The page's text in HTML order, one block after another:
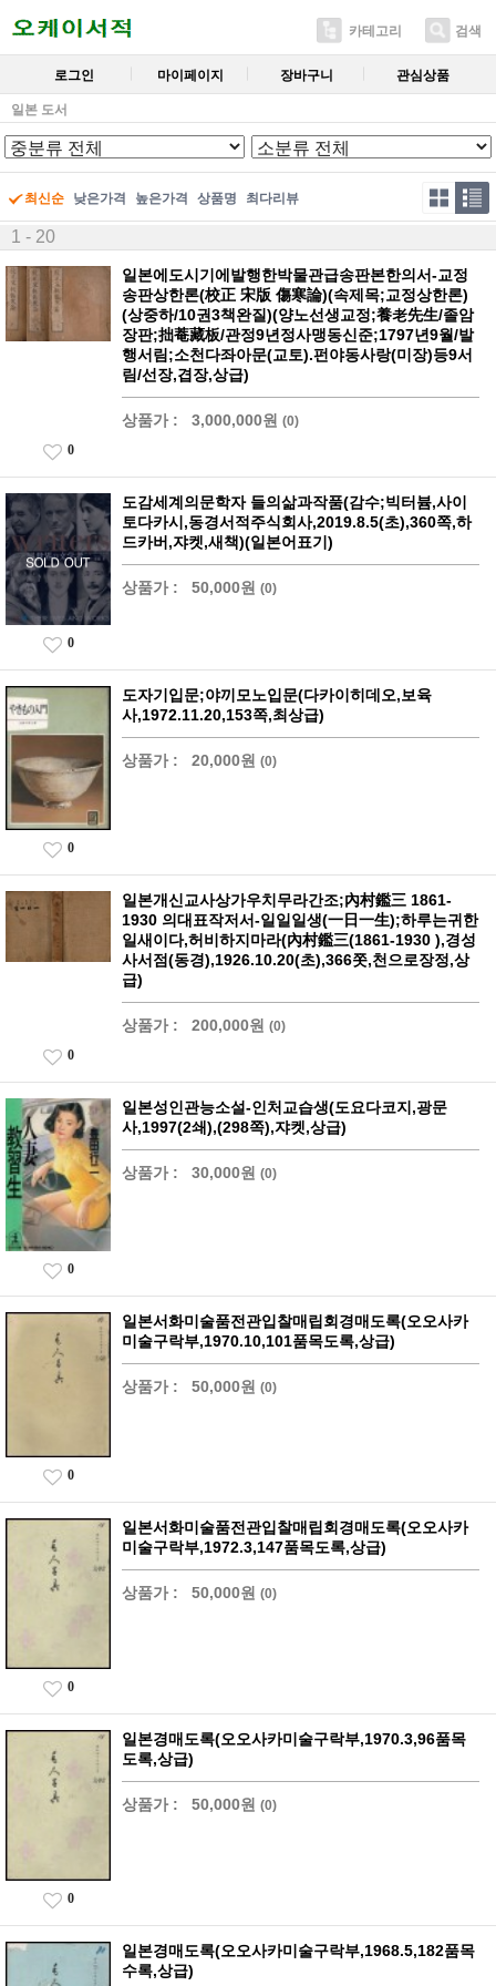
카테고리 검색
로그인 마이페이지 장바구니 관심상품
일본 도서
최신순 낮은가격 높은가격 상품명 최다리뷰
1 - 20
일본에도시기에발행한박물관급송판본한의서-교정
송판상한론(校正 宋版 傷寒論)(속제목;교정상한론)
(상중하/10권3책완질)(양노선생교정;養老先生/졸암
장판;拙菴藏板/관정9년정사맹동신준;1797년9월/발
행서림;소천다좌아문(교토).펀야동사랑(미장)등9서
림/선장,겹장,상급)
상품가 : 3,000,000원 (0)
0
도감세계의문학자 들의삶과작품(감수;빅터븀,사이
토다카시,동경서적주식회사,2019.8.5(초),360쪽,하
드카버,쟈켓,새책)(일본어표기)
상품가 : 50,000원 (0)
0
도자기입문;야끼모노입문(다카이히데오,보육
사,1972.11.20,153쪽,최상급)
상품가 : 20,000원 (0)
0
일본개신교사상가우치무라간조;內村鑑三 1861-
1930 의대표작저서-일일일생(一日一生);하루는귀한
일새이다,허비하지마라(內村鑑三(1861-1930 ),경성
사서점(동경),1926.10.20(초),366쫏,천으로장정,상
급)
상품가 : 200,000원 (0)
0
일본성인관능소설-인처교습생(도요다코지,광문
사,1997(2쇄),(298쪽),쟈켓,상급)
상품가 : 30,000원 (0)
0
일본서화미술품전관입찰매립회경매도록(오오사카
미술구락부,1970.10,101품목도록,상급)
상품가 : 50,000원 (0)
0
일본서화미술품전관입찰매립회경매도록(오오사카
미술구락부,1972.3,147품목도록,상급)
상품가 : 50,000원 (0)
0
일본경매도록(오오사카미술구락부,1970.3,96품목
도록,상급)
상품가 : 50,000원 (0)
0
일본경매도록(오오사카미술구락부,1968.5,182품목
수록,상급)